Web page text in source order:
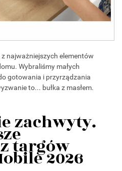
z najważniejszych elementów
Wybraliśmy małych
gotowania i przyrządzania
to... bułka z masłem.
zachwyty.
targów
2026